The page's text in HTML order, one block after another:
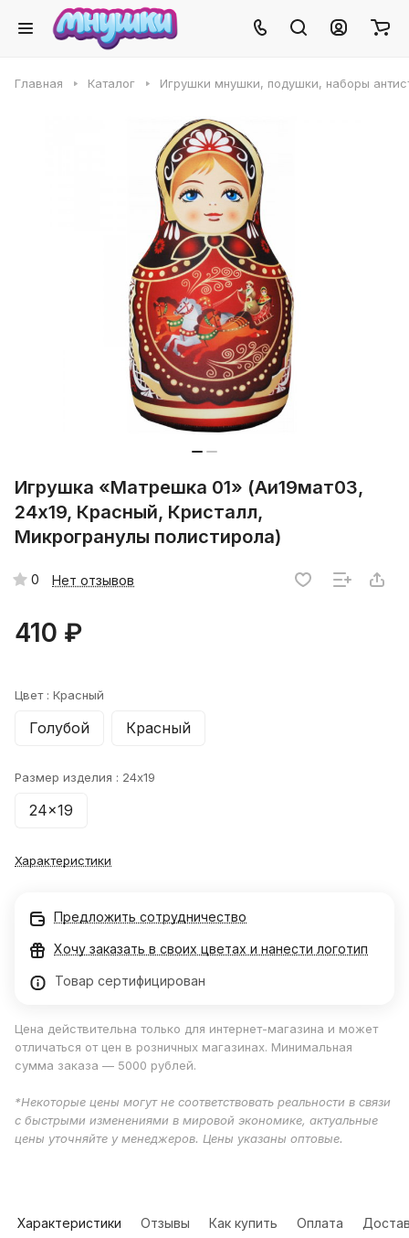
Главная Каталог Игрушки мнушки, подушки, наборы
Игрушка «Матрешка 01» (Аи19мат03,
24х19, Красный, Кристалл,
Микрогранулы полистирола)
0 Нет отзывов
410 ₽
Цвет : Красный
Голубой Красный
Размер изделия : 24x19
24x19
Характеристики
Предложить сотрудничество
Хочу заказать в своих цветах и нанести логотип
Товар сертифицирован
Цена действительна только для интернет-магазина и может
отличаться от цен в розничных магазинах. Минимальная
сумма заказа — 5000 рублей.
*Некоторые цены могут не соответствовать реальности в связи
с быстрыми изменениями в мировой экономике, актуальные
цены уточняйте у менеджеров. Цены указаны оптовые.
Характеристики Отзывы Как купить Оплата